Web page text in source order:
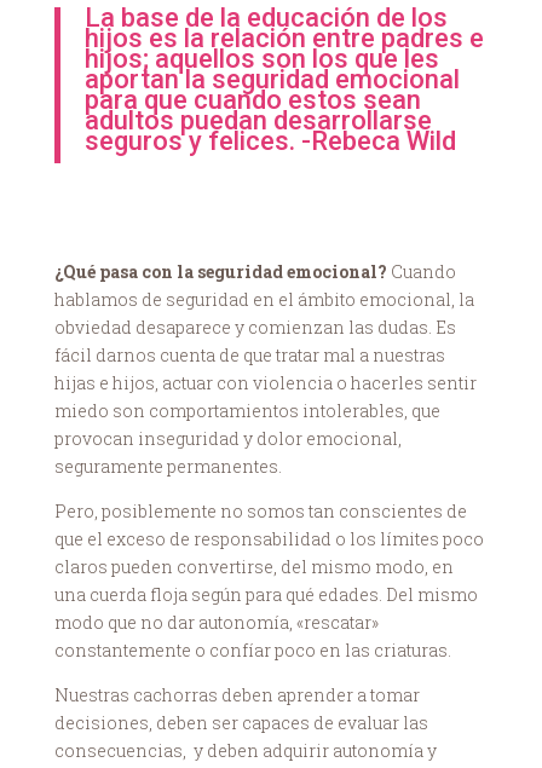
La base de la educación de los
hijos es la relación entre padres e
hijos; aquellos son los que les
aportan la seguridad emocional
para que cuando estos sean
adultos puedan desarrollarse
seguros y felices. -Rebeca Wild
¿Qué pasa con la seguridad emocional? Cuando
hablamos de seguridad en el ámbito emocional, la
obviedad desaparece y comienzan las dudas. Es
fácil darnos cuenta de que tratar mal a nuestras
hijas e hijos, actuar con violencia o hacerles sentir
miedo son comportamientos intolerables, que
provocan inseguridad y dolor emocional,
seguramente permanentes.
Pero, posiblemente no somos tan conscientes de
que el exceso de responsabilidad o los límites poco
claros pueden convertirse, del mismo modo, en
una cuerda floja según para qué edades. Del mismo
modo que no dar autonomía, «rescatar»
constantemente o confíar poco en las criaturas.
Nuestras cachorras deben aprender a tomar
decisiones, deben ser capaces de evaluar las
consecuencias, y deben adquirir autonomía y